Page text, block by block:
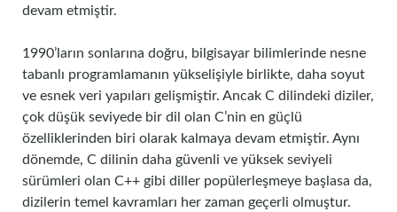
devam etmiştir.
1990’ların sonlarına doğru, bilgisayar bilimlerinde nesne
tabanlı programlamanın yükselişiyle birlikte, daha soyut
ve esnek veri yapıları gelişmiştir. Ancak C dilindeki diziler,
çok düşük seviyede bir dil olan C’nin en güçlü
özelliklerinden biri olarak kalmaya devam etmiştir. Aynı
dönemde, C dilinin daha güvenli ve yüksek seviyeli
sürümleri olan C++ gibi diller popülerleşmeye başlasa da,
dizilerin temel kavramları her zaman geçerli olmuştur.